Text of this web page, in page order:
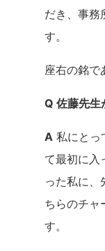
だき、事務
す。
座右の銘で
Q 佐藤先生
A 私にとっ
て最初に入
った私に、
ちらのチャ
す。